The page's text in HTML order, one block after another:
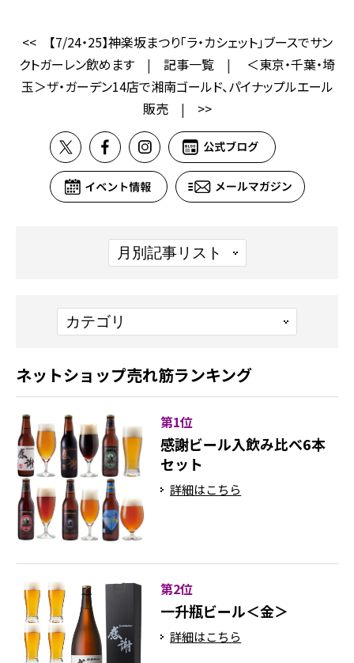
<<
【7/24・25】神楽坂まつり「ラ・カシェット」ブースでサン
クトガーレン飲めます | 記事一覧 |
＜東京・千葉・埼
玉＞ザ・ガーデン14店で湘南ゴールド、パイナップルエール
販売| >>
ネットショップ売れ筋ランキング
第1位
感謝ビール入飲み比べ6本
セット
詳細はこちら
第2位
一升瓶ビール＜金＞
詳細はこちら